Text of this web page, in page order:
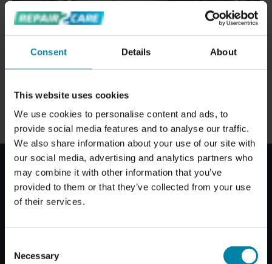
Consent Details About
This website uses cookies
We use cookies to personalise content and ads, to
provide social media features and to analyse our traffic.
We also share information about your use of our site with
our social media, advertising and analytics partners who
may combine it with other information that you’ve
provided to them or that they’ve collected from your use
of their services.
Selection
Necessary